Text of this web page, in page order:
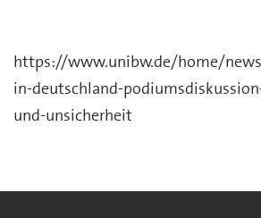
https://www.unibw.de/home/
in-deutschland-
und-unsicherheit